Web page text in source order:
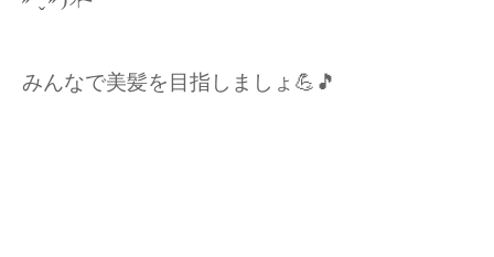
みんなで美髪を目指しましょ💪🎵